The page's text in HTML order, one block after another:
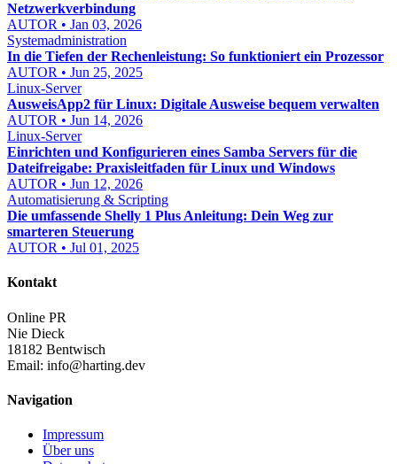
Netzwerkverbindung
AUTOR • Jan 03, 2026
Systemadministration
In die Tiefen der Rechenleistung: So funktioniert ein Prozessor
AUTOR • Jun 25, 2025
Linux-Server
AusweisApp2 für Linux: Digitale Ausweise bequem verwalten
AUTOR • Jun 14, 2026
Linux-Server
Einrichten und Konfigurieren eines Samba Servers für die
Dateifreigabe: Praxisleitfaden für Linux und Windows
AUTOR • Jun 12, 2026
Automatisierung & Scripting
Die umfassende Shelly 1 Plus Anleitung: Dein Weg zur
smarteren Steuerung
AUTOR • Jul 01, 2025
Kontakt
Online PR
Nie Dieck
18182 Bentwisch
Email: info@harting.dev
Navigation
Impressum
Über uns